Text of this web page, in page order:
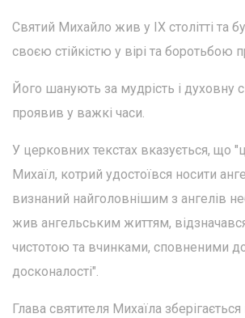
Святий Михайло жив у IX столітті та
своєю стійкістю у вірі та боротьбою
Його шанують за мудрість і духовну
проявив у важкі часи.
У церковних текстах вказується, що
Михаїл, котрий удостоївся носити
визнаний найголовнішим з ангелів
жив ангельським життям,
чистотою та вчинками, сповненими
досконалості".
Глава святителя Михаїла